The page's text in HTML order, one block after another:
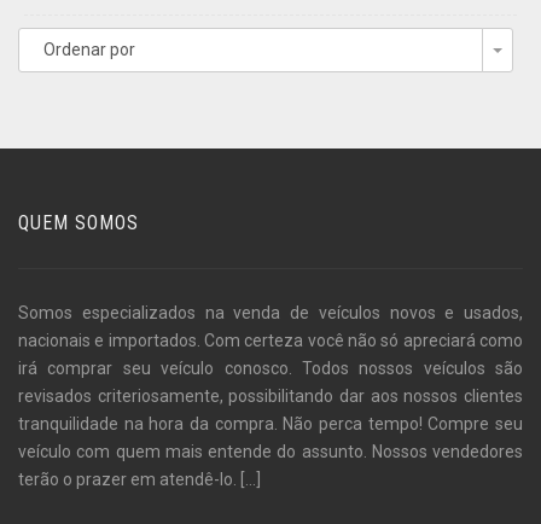
Ordenar por
QUEM SOMOS
Somos especializados na venda de veículos novos e usados,
nacionais e importados. Com certeza você não só apreciará como
irá comprar seu veículo conosco. Todos nossos veículos são
revisados criteriosamente, possibilitando dar aos nossos clientes
tranquilidade na hora da compra. Não perca tempo! Compre seu
veículo com quem mais entende do assunto. Nossos vendedores
terão o prazer em atendê-lo.